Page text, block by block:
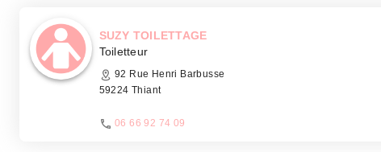
SUZY TOILETTAGE
Toiletteur
92 Rue Henri Barbusse
59224 Thiant
06 66 92 74 09